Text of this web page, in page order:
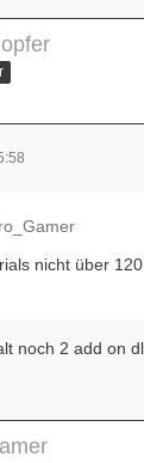
nicht über
noch 2 add on